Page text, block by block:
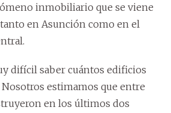
inmobiliario que se viene
en Asunción como en el
difícil saber cuántos edificios
estimamos que entre
en los últimos dos